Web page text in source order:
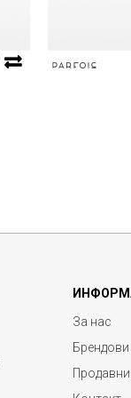
За нас
Брендови